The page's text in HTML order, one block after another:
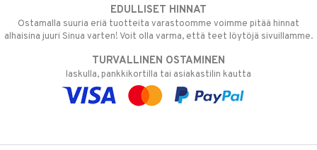
EDULLISET HINNAT
Ostamalla suuria eriä tuotteita varastoomme voimme pitää hinnat
alhaisina juuri Sinua varten! Voit olla varma, että teet löytöjä sivuillamme.
TURVALLINEN OSTAMINEN
laskulla, pankkikortilla tai asiakastilin kautta